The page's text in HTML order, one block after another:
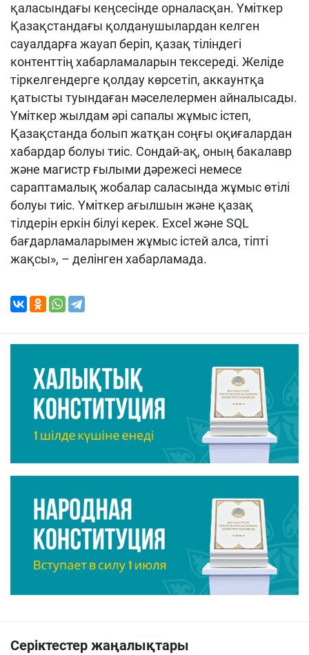
қаласындағы кеңсесінде орналасқан. Үміткер
Қазақстандағы қолданушылардан келген
сауалдарға жауап беріп, қазақ тіліндегі
контенттің хабарламаларын тексереді. Желіде
тіркелгендерге қолдау көрсетіп, аккаунтқа
қатысты туындаған мәселелермен айналысады.
Үміткер жылдам әрі сапалы жұмыс істеп,
Қазақстанда болып жатқан соңғы оқиғалардан
хабардар болуы тиіс. Сондай-ақ, оның бакалавр
және магистр ғылыми дәрежесі немесе
сараптамалық жобалар саласында жұмыс өтілі
болуы тиіс. Үміткер ағылшын және қазақ
тілдерін еркін білуі керек. Excel және SQL
бағдарламаларымен жұмыс істей алса, тіпті
жақсы», – делінген хабарламада.
Серіктестер жаңалықтары